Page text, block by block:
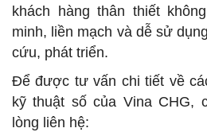
khách hàng thân thiết
minh, liền mạch và dễ sử
cứu, phát triển.
Để được tư vấn chi tiết về
kỹ thuật số của Vina CHG,
lòng liên hệ: